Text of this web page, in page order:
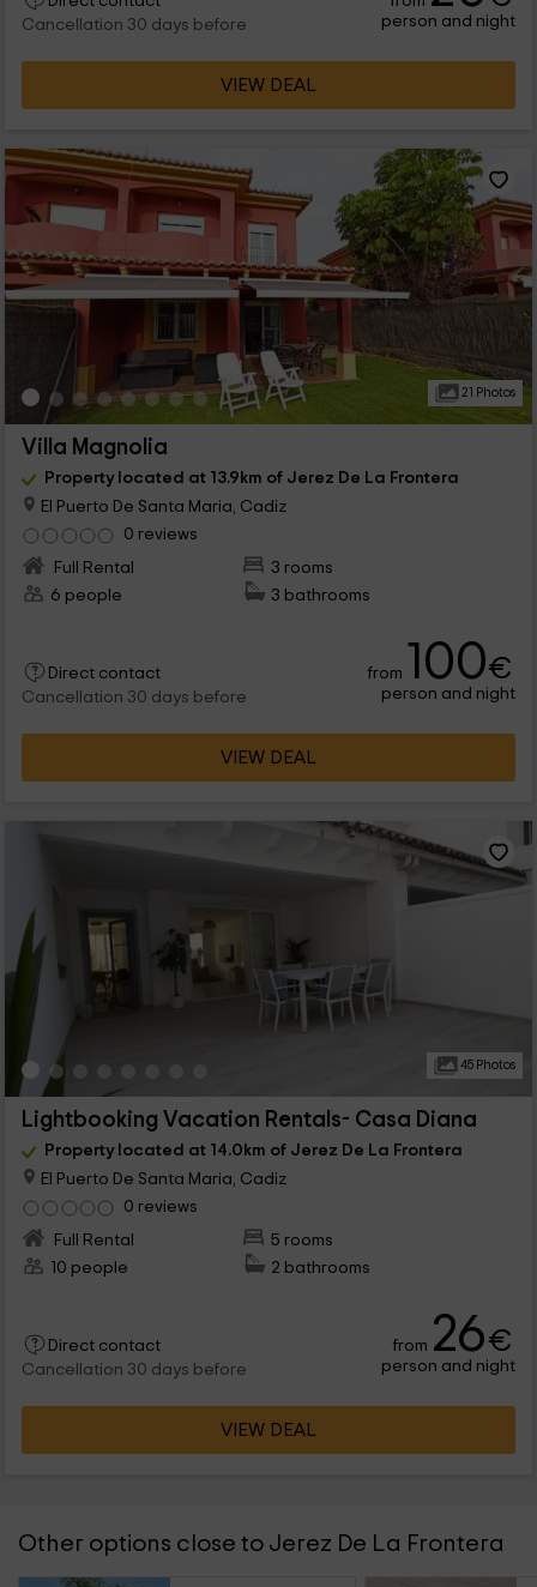
Cancellation 30 days before
person and night
VIEW DEAL
21 Photos
Villa Magnolia
Property located at 13.9km of Jerez De La Frontera
El Puerto De Santa Maria, Cadiz
0 reviews
Full Rental
3 rooms
6 people
3 bathrooms
Direct contact
Cancellation 30 days before
from 100€
person and night
VIEW DEAL
45 Photos
Lightbooking Vacation Rentals- Casa Diana
Property located at 14.0km of Jerez De La Frontera
El Puerto De Santa Maria, Cadiz
0 reviews
Full Rental
5 rooms
10 people
2 bathrooms
Direct contact
Cancellation 30 days before
from 26€
person and night
VIEW DEAL
Other options close to Jerez De La Frontera